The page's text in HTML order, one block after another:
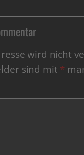
wird nicht
sind mit *